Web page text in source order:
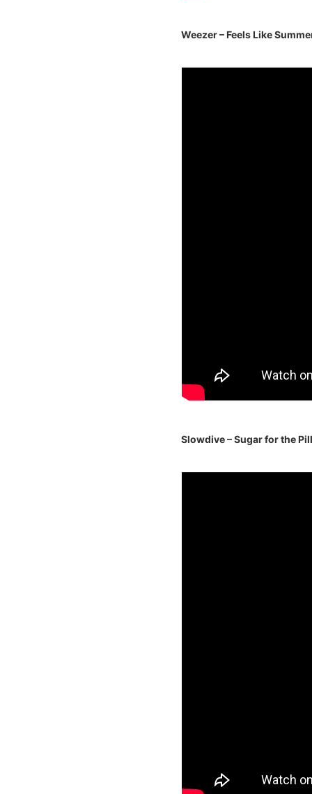
Weezer – Feels Like
Slowdive – Sugar for the Pill